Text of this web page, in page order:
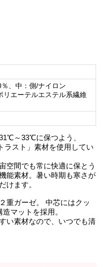
、中：側/ナイロン
リエーテルエステル系繊維
～33℃に保つよう、
ラスト」素材を使用してい
空間でも常に快適に保とう
能素材。暑い時期も寒さが
けます。
重ガーゼ。 中芯にはクッ
マットを採用。
い素材なので、いつでも清